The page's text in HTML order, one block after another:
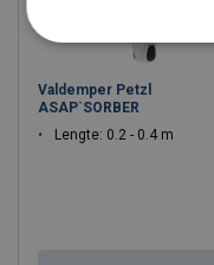
Valdemper Petzl
ASAP`SORBER
Lengte: 0.2 - 0.4 m